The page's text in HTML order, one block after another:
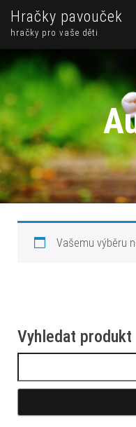
Hračky pavouček
hračky pro vaše děti
Vašemu výběru
Vyhledat produkt